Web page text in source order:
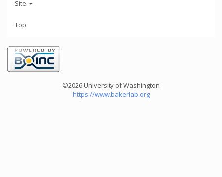
Site
Top
©2026 University of Washington
https://www.bakerlab.org